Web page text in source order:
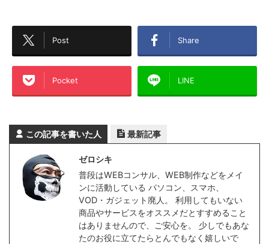
Post Share
Pocket LINE
この記事を書いた人 最新記事
ゼロシキ
普段はWEBコンサル、WEB制作などをメイ
ンに活動している パソコン、スマホ、
VOD・ガジェット廃人。 利用してもいない
商品やサービスをオススメだとすすめること
はありませんので、ご安心を。 少しでもあな
たのお役に立てたらとんでもなく嬉しいで